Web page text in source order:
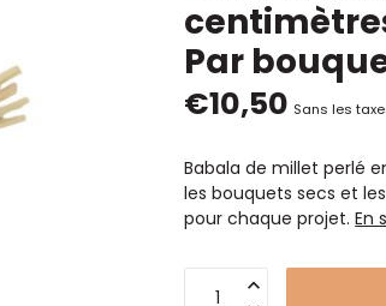
Par
€10,50 Sans les
Babala de millet perlé
les bouquets secs et
pour chaque projet.En